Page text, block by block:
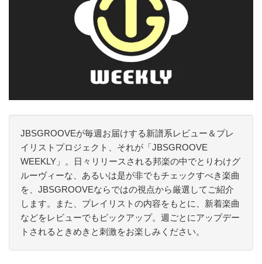
JBSGROOVEが毎週お届けする新譜系レビュー＆プレ
イリストプロジェクト、それが「JBSGROOVE
WEEKLY」。日々リリースされる邦楽の中でとりわけグ
ルーヴィーな、あるいは是が非でもチェックすべき楽曲
を、JBSGROOVEならではの視点から厳選してご紹介
します。また、プレイリストの内容をもとに、新着楽曲
などをレビューでもピックアップ。週ごとにアップデー
トされるときめきと刺激をお楽しみください。